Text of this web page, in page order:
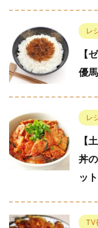
レ
【
優
レ
【
丼
ッ
TV